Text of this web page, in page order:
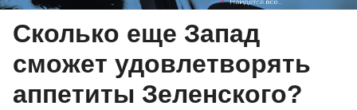
Сколько еще Запад
сможет удовлетворять
аппетиты Зеленского?